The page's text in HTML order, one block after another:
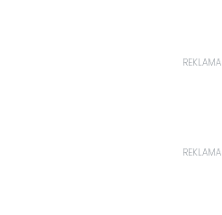
REKLAMA
REKLAMA